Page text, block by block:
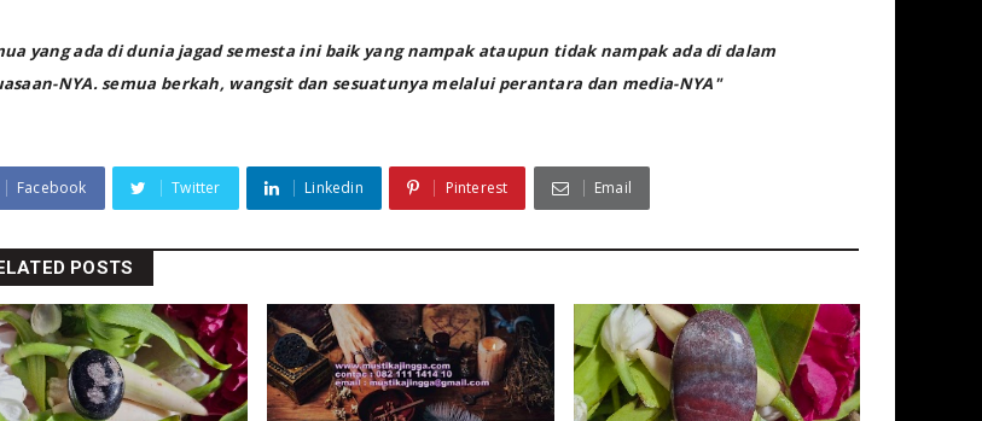
yang ada di dunia jagad semesta ini baik yang nampak ataupun tidak nampak ada di dalam
NYA. semua berkah, wangsit dan sesuatunya melalui perantara dan media-NYA"
Facebook Twitter Linkedin Pinterest Email
POSTS